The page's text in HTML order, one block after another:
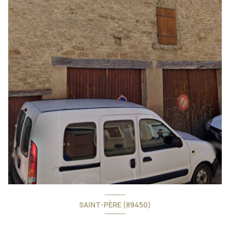
SAINT-PÈRE (89450)